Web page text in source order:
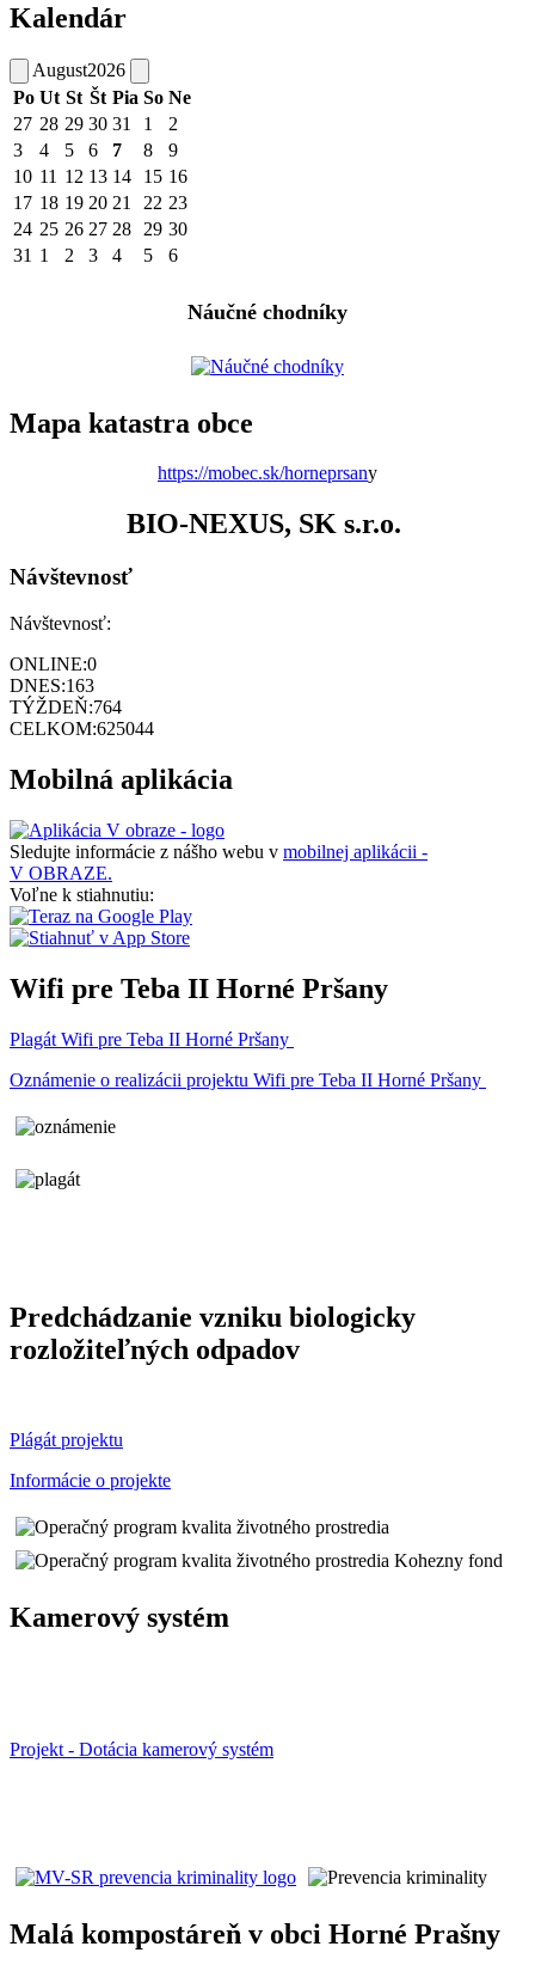
Kalendár
August2026
Po Ut St Št Pia So Ne
27 28 29 30 31 1
2
3
4 5 6 7 8
9
10 11 12 13 14 15 16
17 18 19 20 21 22 23
24 25 26 27 28 29 30
31 1 2 3 4 5 6
Náučné chodníky
Mapa katastra obce
https://mobec.sk/horneprsany
BIO-NEXUS, SK s.r.o.
Návštevnosť
Návštevnosť:
ONLINE:0
DNES:163
TÝŽDEŇ:764
CELKOM:625044
Mobilná aplikácia
Sledujte informácie z nášho webu v mobilnej aplikácii -
V OBRAZE.
Voľne k stiahnutiu:
Wifi pre Teba II Horné Pršany
Plagát Wifi pre Teba II Horné Pršany
Oznámenie o realizácii projektu Wifi pre Teba II Horné Pršany
Predchádzanie vzniku biologicky
rozložiteľných odpadov
Plágát projektu
Informácie o projekte
Kamerový systém
Projekt - Dotácia kamerový systém
Malá kompostáreň v obci Horné Prašny